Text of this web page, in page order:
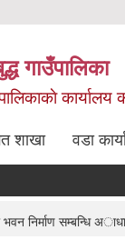
गाउँपालिका
कार्यालय
शाखा वडा
निर्माण सम्बन्धि